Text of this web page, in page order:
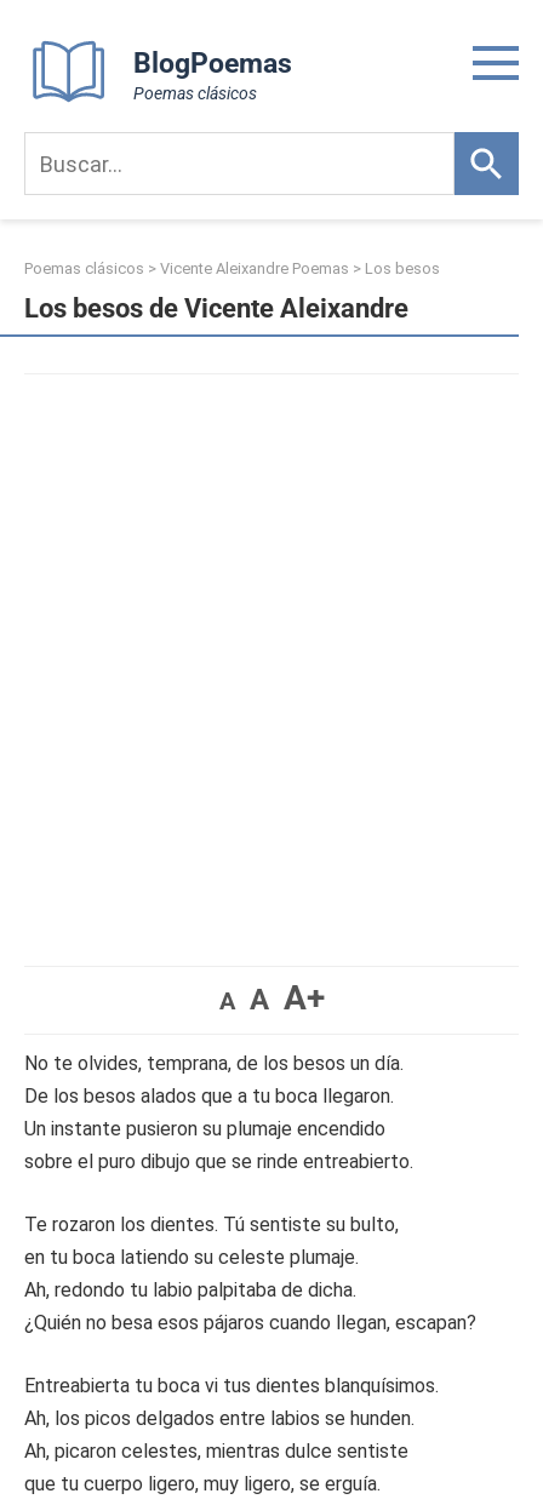
content
BlogPoemas
Poemas clásicos
Poemas clásicos > Vicente Aleixandre Poemas > Los besos
Los besos de Vicente Aleixandre
A A A+
No te olvides, temprana, de los besos un día.
De los besos alados que a tu boca llegaron.
Un instante pusieron su plumaje encendido
sobre el puro dibujo que se rinde entreabierto.
Te rozaron los dientes. Tú sentiste su bulto,
en tu boca latiendo su celeste plumaje.
Ah, redondo tu labio palpitaba de dicha.
¿Quién no besa esos pájaros cuando llegan, escapan?
Entreabierta tu boca vi tus dientes blanquísimos.
Ah, los picos delgados entre labios se hunden.
Ah, picaron celestes, mientras dulce sentiste
que tu cuerpo ligero, muy ligero, se erguía.